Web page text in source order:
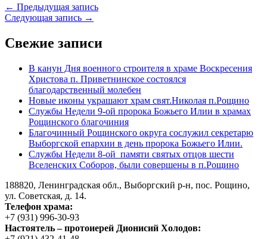
Навигация
по
записям
← Предыдущая запись
Следующая запись →
Свежие записи
В канун Дня военного строителя в храме Воскресения
Христова п. Приветнинское состоялся
благодарственный молебен
Новые иконы украшают храм свят.Николая п.Рощино
Службы Недели 9-ой пророка Божьего Илии в храмах
Рощинского благочиния
Благочинный Рощинского округа сослужил секретарю
Выборгской епархии в день пророка Божьего Илии.
Службы Недели 8-ой памяти святых отцов шести
Вселенских Соборов, были совершены в п.Рощино
188820, Ленинградская обл., Выборгский р-н, пос. Рощино,
ул. Советская, д. 14.
Телефон храма:
+7 (931) 996-30-93
Настоятель – протоиерей Дионисий Холодов: